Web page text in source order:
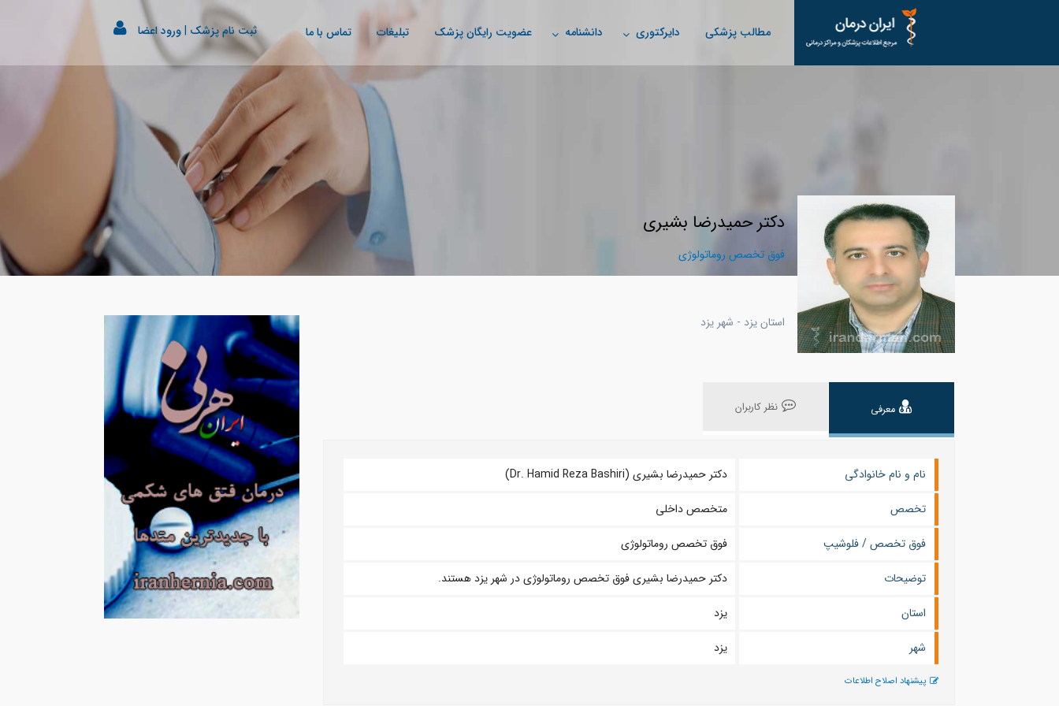
مطالب پزشکی دایرکتوری دانشنامه عضویت رایگان پزشک تبلیغات تماس با ما ثبت نام پزشک |ورود اعضا
دکتر حمیدرضا بشیری
فوق تخصص روماتولوژی
استان یزد - شهر يزد
معرفی نظر کاربران
نام و نام خانوادگی
دکتر حمیدرضا بشیری (Dr. Hamid Reza Bashiri)
تخصص
متخصص داخلی
فوق تخصص / فلوشیپ
فوق تخصص روماتولوژی
توضیحات
دکتر حمیدرضا بشیری فوق تخصص روماتولوژی در شهر یزد هستند.
استان
یزد
شهر
يزد
پیشنهاد اصلاح اطلاعات